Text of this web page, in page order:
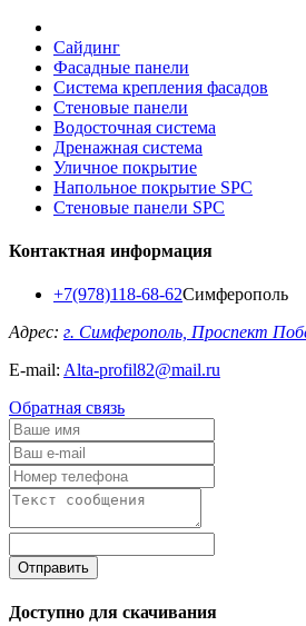
Сайдинг
Фасадные панели
Система крепления фасадов
Стеновые панели
Водосточная система
Дренажная система
Уличное покрытие
Напольное покрытие SPC
Стеновые панели SPC
Контактная информация
+7(978)118-68-62Симферополь
Адрес: г. Симферополь, Проспект
E-mail: Alta-profil82@mail.ru
Обратная связь
Отправить
Доступно для скачивания